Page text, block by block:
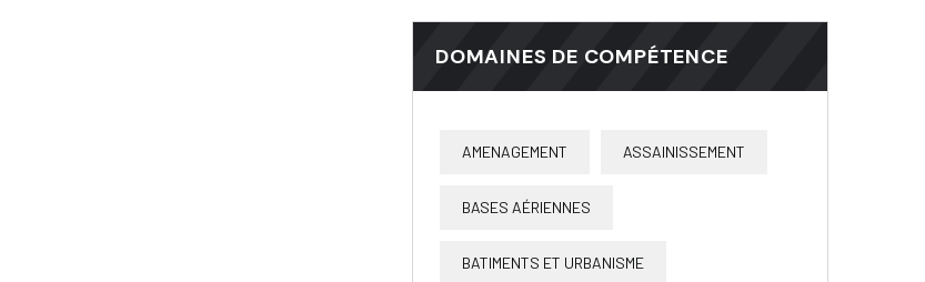
DOMAINES DE COMPÉTENCE
AMENAGEMENT ASSAINISSEMENT
BASES AÉRIENNES
BATIMENTS ET URBANISME